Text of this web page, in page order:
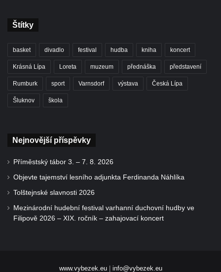
Štítky
basket divadlo festival hudba kniha koncert
Krásná Lípa Loreta muzeum přednáška představení
Rumburk sport Varnsdorf výstava Česká Lípa
Šluknov škola
Nejnovější příspěvky
Příměstský tábor 3. – 7. 8. 2026
Objevte tajemství lesního adjunkta Ferdinanda Náhlíka
Tolštejnské slavnosti 2026
Mezinárodní hudební festival varhanní duchovní hudby ve
Filipově 2026 – XIX. ročník – zahajovací koncert
www.vybezek.eu| info@vybezek.eu